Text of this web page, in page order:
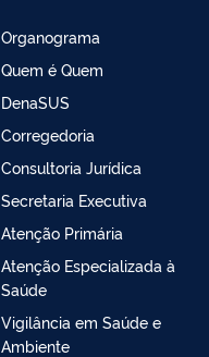
Organograma
Quem é Quem
DenaSUS
Corregedoria
Consultoria Jurídica
Secretaria Executiva
Atenção Primária
Atenção Especializada à
Saúde
Vigilância em Saúde e
Ambiente